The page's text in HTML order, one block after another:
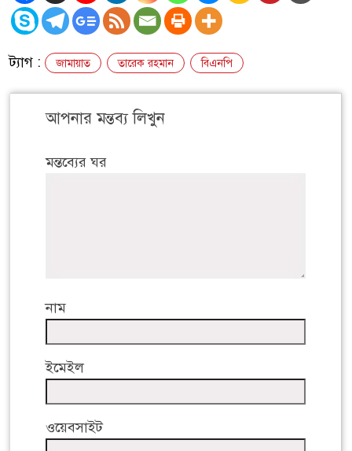
ট্যাগ : জামায়াত তারেক রহমান বিএনপি
আপনার মন্তব্য লিখুন
মন্তব্যের ঘর
নাম
ইমেইল
ওয়েবসাইট